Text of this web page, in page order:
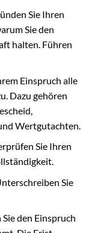
Sie Ihren
Sie den
halten. Führen
Einspruch alle
Dazu gehören
Wertgutachten.
Sie Ihren
Sie
den Einspruch